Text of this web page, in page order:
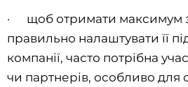
· щоб отримати максимум з
правильно налаштувати її
компанії, часто потрібна
чи партнерів, особливо для